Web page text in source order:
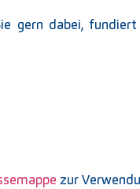
gern dabei,
zur